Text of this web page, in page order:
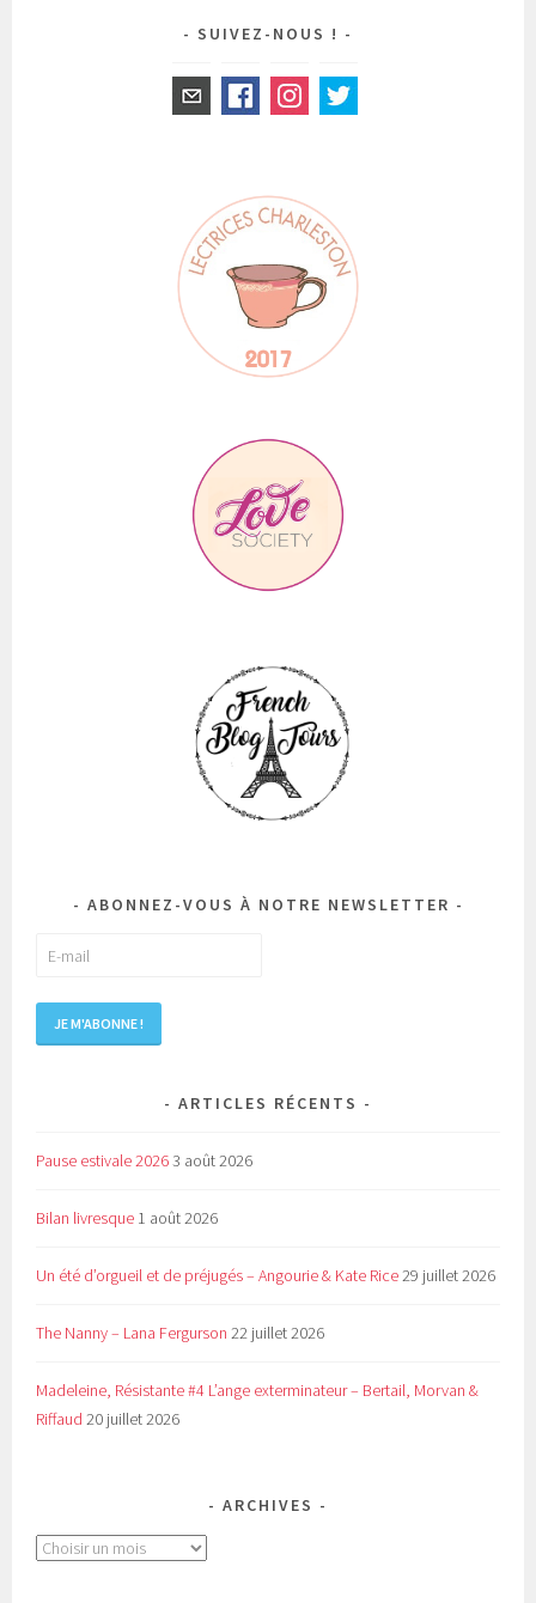
SUIVEZ-NOUS !
ABONNEZ-VOUS À NOTRE NEWSLETTER
ARTICLES RÉCENTS
Pause estivale 20263 août 2026
Bilan livresque 1 août 2026
Un été d’orgueil et de préjugés – Angourie & Kate Rice29 juillet 2026
The Nanny – Lana Fergurson 22 juillet 2026
Madeleine, Résistante #4 L’ange exterminateur – Bertail, Morvan &
Riffaud 20 juillet 2026
ARCHIVES
Archives